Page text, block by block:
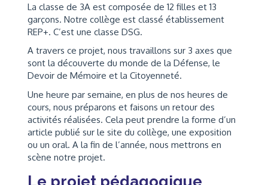
La classe de 3A est composée de 12 filles et 13
garçons. Notre collège est classé établissement
REP+. C’est une classe DSG.
A travers ce projet, nous travaillons sur 3 axes que
sont la découverte du monde de la Défense, le
Devoir de Mémoire et la Citoyenneté.
Une heure par semaine, en plus de nos heures de
cours, nous préparons et faisons un retour des
activités réalisées. Cela peut prendre la forme d’un
article publié sur le site du collège, une exposition
ou un oral. A la fin de l’année, nous mettrons en
scène notre projet.
Le projet pédagogique